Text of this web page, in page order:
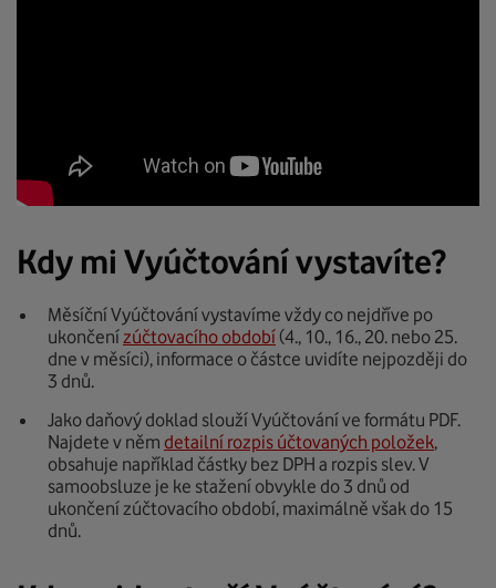
Kdy mi Vyúčtování vystavíte?
Měsíční Vyúčtování vystavíme vždy co nejdříve po
ukončenízúčtovacího období (4., 10., 16., 20. nebo 25.
dne v měsíci), informace o částce uvidíte nejpozději do
3 dnů.
Jako daňový doklad slouží Vyúčtování ve formátu PDF.
Najdete v něm detailní rozpis účtovaných položek,
obsahuje například částky bez DPH a rozpis slev. V
samoobsluze je ke stažení obvykle do 3 dnů od
ukončení zúčtovacího období, maximálně však do 15
dnů.